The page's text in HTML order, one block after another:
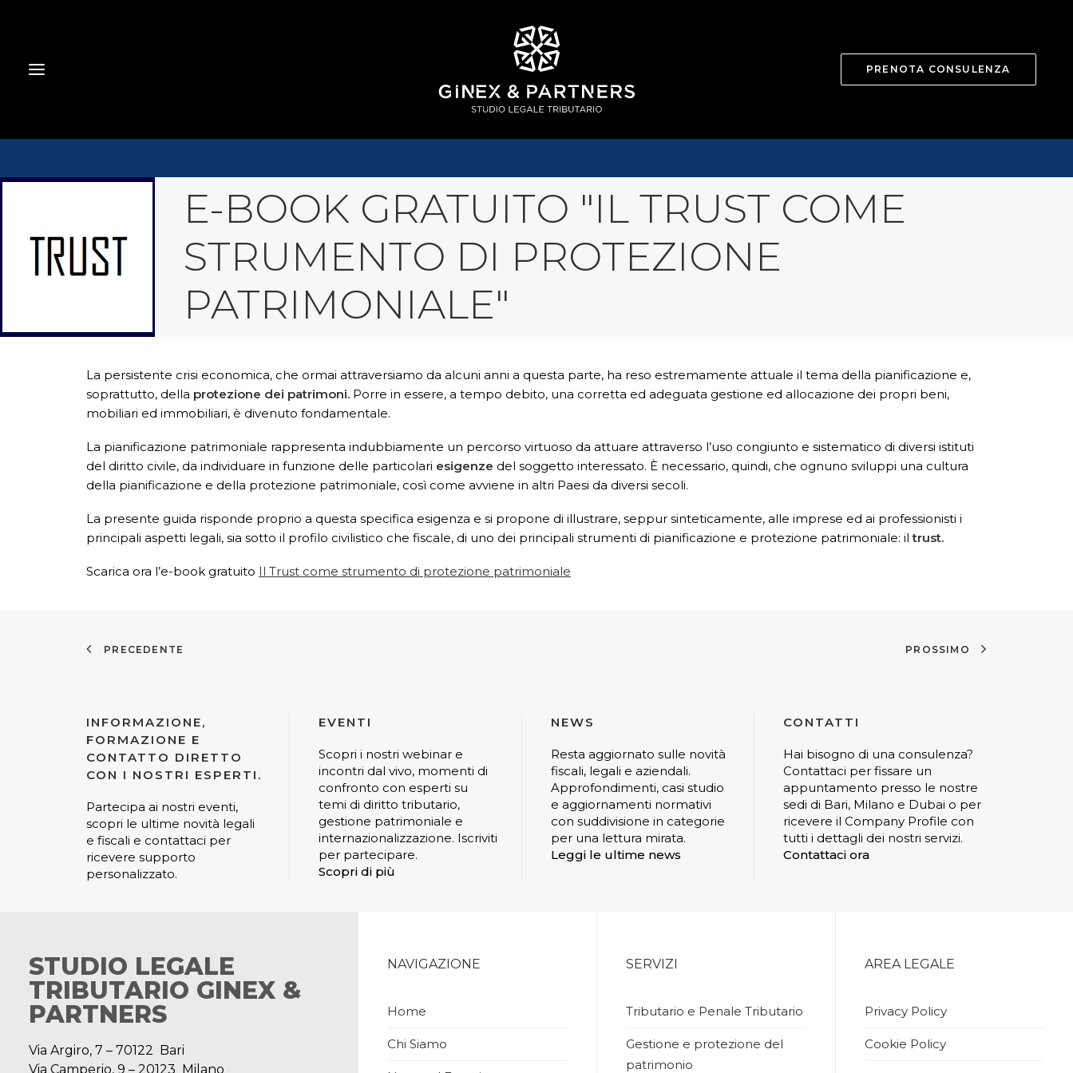
PRENOTA CONSULENZA
E-BOOK GRATUITO "IL TRUST COME
STRUMENTO DI PROTEZIONE
PATRIMONIALE"
La persistente crisi economica, che ormai attraversiamo da alcuni anni a questa parte, ha reso estremamente attuale il tema della pianificazione e,
soprattutto, della protezione dei patrimoni. Porre in essere, a tempo debito, una corretta ed adeguata gestione ed allocazione dei propri beni,
mobiliari ed immobiliari, è divenuto fondamentale.
La pianificazione patrimoniale rappresenta indubbiamente un percorso virtuoso da attuare attraverso l’uso congiunto e sistematico di diversi istituti
del diritto civile, da individuare in funzione delle particolari esigenze del soggetto interessato. È necessario, quindi, che ognuno sviluppi una cultura
della pianificazione e della protezione patrimoniale, così come avviene in altri Paesi da diversi secoli.
La presente guida risponde proprio a questa specifica esigenza e si propone di illustrare, seppur sinteticamente, alle imprese ed ai professionisti i
principali aspetti legali, sia sotto il profilo civilistico che fiscale, di uno dei principali strumenti di pianificazione e protezione patrimoniale: iltrust.
Scarica ora l’e-book gratuito Il Trust come strumento di protezione patrimoniale
PRECEDENTE PROSSIMO
INFORMAZIONE,
FORMAZIONE E
CONTATTO DIRETTO
CON I NOSTRI ESPERTI.
Partecipa ai nostri eventi,
scopri le ultime novità legali
e fiscali e contattaci per
ricevere supporto
personalizzato.
EVENTI
Scopri i nostri webinar e
incontri dal vivo, momenti di
confronto con esperti su
temi di diritto tributario,
gestione patrimoniale e
internazionalizzazione. Iscriviti
per partecipare.
Scopri di più
NEWS
Resta aggiornato sulle novità
fiscali, legali e aziendali.
Approfondimenti, casi studio
e aggiornamenti normativi
con suddivisione in categorie
per una lettura mirata.
Leggi le ultime news
CONTATTI
Hai bisogno di una consulenza?
Contattaci per fissare un
appuntamento presso le nostre
sedi di Bari, Milano e Dubai o per
ricevere il Company Profile con
tutti i dettagli dei nostri servizi.
Contattaci ora
STUDIO LEGALE
TRIBUTARIO GINEX &
PARTNERS
Via Argiro, 7 – 70122 Bari
Via Camperio, 9 – 20123 Milano
NAVIGAZIONE
Home
Chi Siamo
SERVIZI
Tributario e Penale Tributario
Gestione e protezione del
patrimonio
AREA LEGALE
Privacy Policy
Cookie Policy